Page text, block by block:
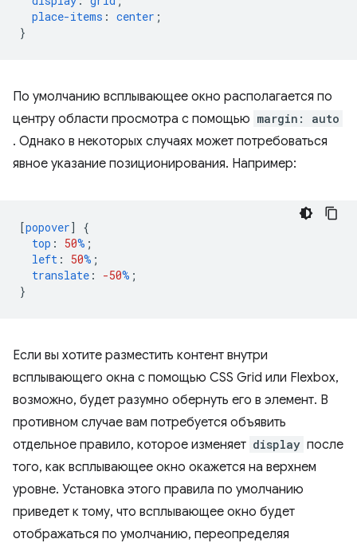
place-items : center ;
}
По умолчанию всплывающее окно располагается по
центру области просмотра с помощью margin: auto
. Однако в некоторых случаях может потребоваться
явное указание позиционирования. Например:
[popover]
{
top : 50% ;
left : 50% ;
translate : -50% ;
}
Если вы хотите разместить контент внутри
всплывающего окна с помощью CSS Grid или Flexbox,
возможно, будет разумно обернуть его в элемент. В
противном случае вам потребуется объявить
отдельное правило, которое изменяет display после
того, как всплывающее окно окажется на верхнем
уровне. Установка этого правила по умолчанию
приведет к тому, что всплывающее окно будет
отображаться по умолчанию, переопределяя